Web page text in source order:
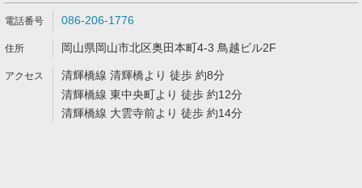
086-206-1776
岡山県岡山市北区奥田本町4-3 鳥越ビル2F
清輝橋線 清輝橋より 徒歩 約8分
清輝橋線 東中央町より 徒歩 約12分
清輝橋線 大雲寺前より 徒歩 約14分